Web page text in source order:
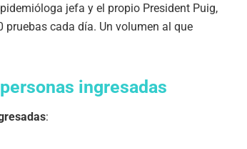
jefa y el propio President Puig,
cada día. Un volumen al que
ingresadas
: